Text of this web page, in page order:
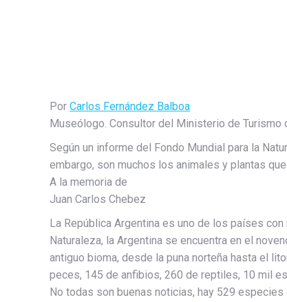
Por Carlos Fernández Balboa
Museólogo. Consultor del Ministerio de Turismo
Según un informe del Fondo Mundial para la
embargo, son muchos los animales y plantas
A la memoria de
Juan Carlos Chebez
La República Argentina es uno de los países
Naturaleza, la Argentina se encuentra en el
antiguo bioma, desde la puna norteña hasta el
peces, 145 de anfibios, 260 de reptiles, 10 mil
No todas son buenas noticias, hay 529